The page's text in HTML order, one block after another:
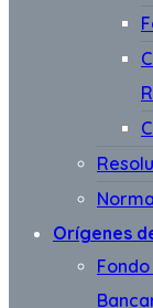
Orígenes